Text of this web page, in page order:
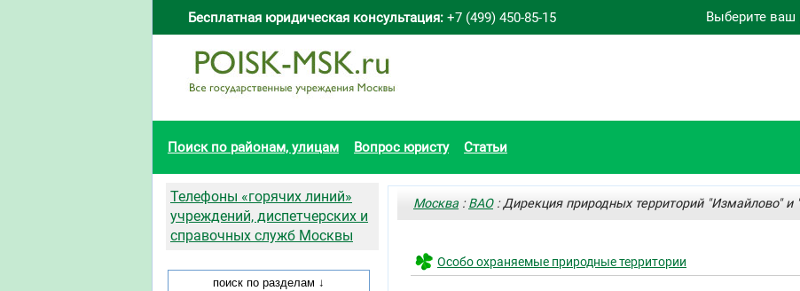
Выберите ваш
Бесплатная юридическая консультация: +7 (499) 450-85-15
Поиск по районам, улицам Вопрос юристу Статьи
Москва :ВАО: Дирекция природных территорий "Измайлово" и
Особо охраняемые природные территории
Телефоны «горячих линий»
учреждений, диспетчерских и
справочных служб Москвы